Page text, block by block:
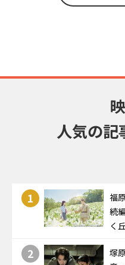
人気の記
1
福
続
く
2
塚